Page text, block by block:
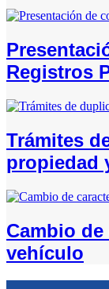
Registros
Trámites
propiedad
Cambio
vehículo